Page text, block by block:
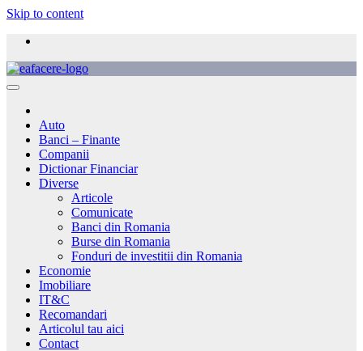
Skip to content
Auto
Banci – Finante
Companii
Dictionar Financiar
Diverse
Articole
Comunicate
Banci din Romania
Burse din Romania
Fonduri de investitii din Romania
Economie
Imobiliare
IT&C
Recomandari
Articolul tau aici
Contact